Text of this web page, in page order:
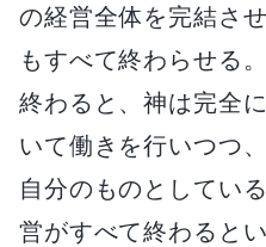
の経営全体を完結さ
もすべて終わらせる
終わると、神は完全
いて働きを行いつつ
自分のものとしてい
営がすべて終わると